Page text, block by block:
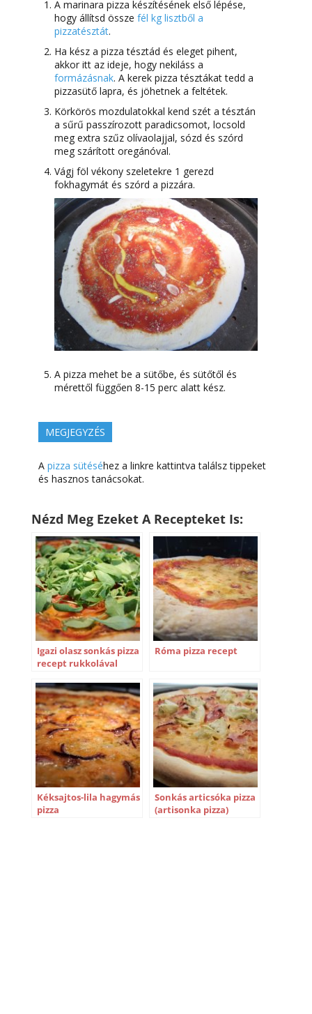
A marinara pizza készítésének első lépése,
hogy állítsd össze fél kg lisztből a
pizzatésztát.
Ha kész a pizza tésztád és eleget pihent,
akkor itt az ideje, hogy nekiláss a
formázásnak. A kerek pizza tésztákat tedd a
pizzasütő lapra, és jöhetnek a feltétek.
Körkörös mozdulatokkal kend szét a tésztán
a sűrű passzírozott paradicsomot, locsold
meg extra szűz olívaolajjal, sózd és szórd
meg szárított oregánóval.
Vágj föl vékony szeletekre 1 gerezd
fokhagymát és szórd a pizzára.
A pizza mehet be a sütőbe, és sütőtől és
mérettől függően 8-15 perc alatt kész.
MEGJEGYZÉS
A pizza sütéséhez a linkre kattintva találsz tippeket
és hasznos tanácsokat.
Nézd Meg Ezeket A Recepteket Is:
Igazi olasz sonkás pizza
recept rukkolával
Róma pizza recept
Kéksajtos-lila hagymás
pizza
Sonkás articsóka pizza
(artisonka pizza)